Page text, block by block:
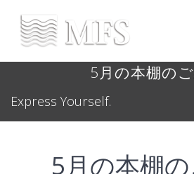
5月の本棚の
Express Yourself.
5月の本棚